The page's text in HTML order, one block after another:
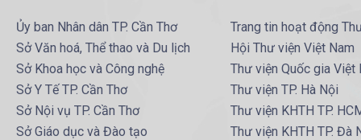
Ủy ban Nhân dân TP. Cần Thơ
Sở Văn hoá, Thể thao và Du lịch
Sở Khoa học và Công nghệ
Sở Y Tế TP. Cần Thơ
Sở Nội vụ TP. Cần Thơ
Sở Giáo dục và Đào tạo
Trang tin hoạt động
Hội Thư viện Việt Nam
Thư viện Quốc gia Việt
Thư viện TP. Hà Nội
Thư viện KHTH TP.
Thư viện KHTH TP. Đà